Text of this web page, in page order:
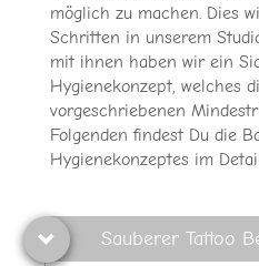
möglich zu machen. Dies
Schritten in unserem
mit ihnen haben wir ein
Hygienekonzept, welches
vorgeschriebenen
Folgenden findest Du die
Hygienekonzeptes im
Sauberer Tattoo